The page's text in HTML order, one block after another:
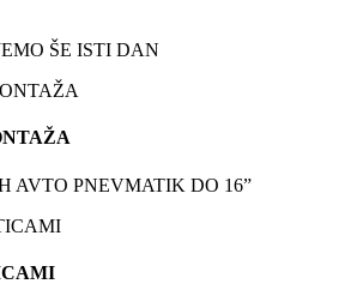
ŠE ISTI DAN
AVTO PNEVMATIK DO 16”